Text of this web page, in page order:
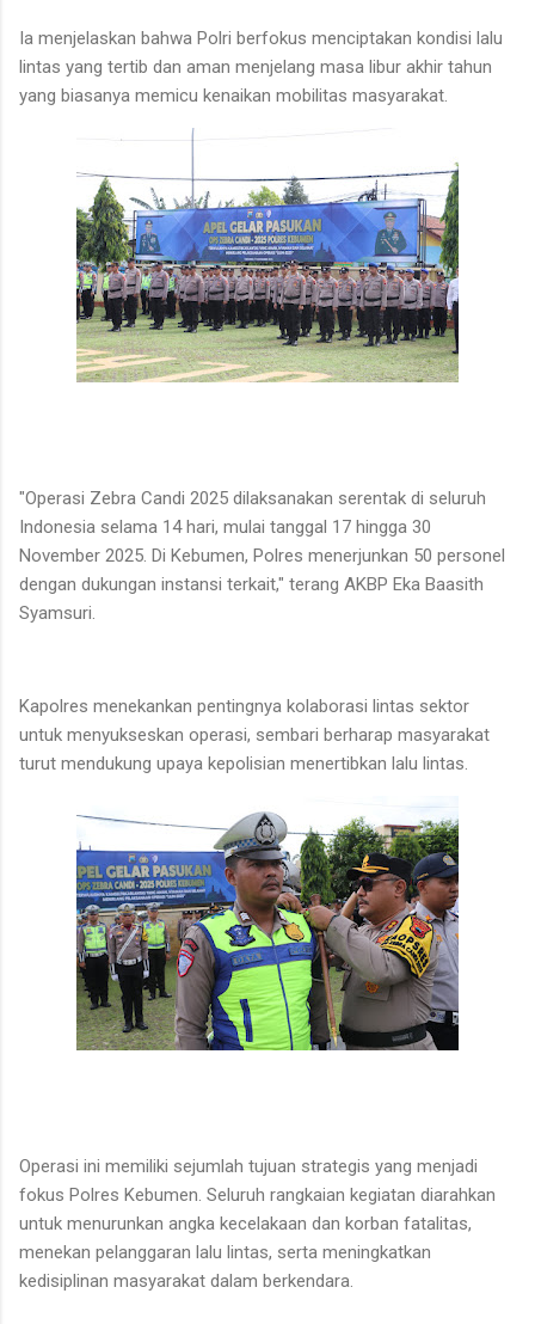
Ia menjelaskan bahwa Polri berfokus menciptakan kondisi lalu
lintas yang tertib dan aman menjelang masa libur akhir tahun
yang biasanya memicu kenaikan mobilitas masyarakat.
"Operasi Zebra Candi 2025 dilaksanakan serentak di seluruh
Indonesia selama 14 hari, mulai tanggal 17 hingga 30
November 2025. Di Kebumen, Polres menerjunkan 50 personel
dengan dukungan instansi terkait," terang AKBP Eka Baasith
Syamsuri.
Kapolres menekankan pentingnya kolaborasi lintas sektor
untuk menyukseskan operasi, sembari berharap masyarakat
turut mendukung upaya kepolisian menertibkan lalu lintas.
Operasi ini memiliki sejumlah tujuan strategis yang menjadi
fokus Polres Kebumen. Seluruh rangkaian kegiatan diarahkan
untuk menurunkan angka kecelakaan dan korban fatalitas,
menekan pelanggaran lalu lintas, serta meningkatkan
kedisiplinan masyarakat dalam berkendara.